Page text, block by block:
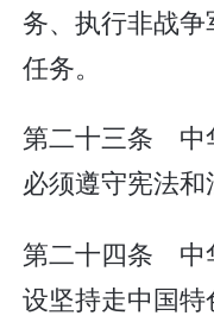
务、执行非战
任务。
第二十三条 中
必须遵守宪法和
第二十四条 中
设坚持走中国